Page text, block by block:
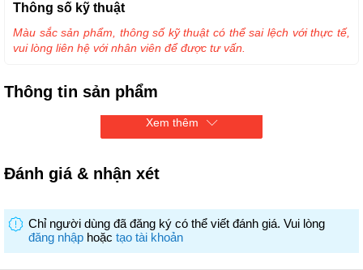
Thông tin sản phẩm
Xem thêm
Thông số kỹ thuật
Màu sắc sản phẩm, thông số kỹ thuật có thể sai lệch với thực tế,
vui lòng liên hệ với nhân viên để được tư vấn.
Đánh giá & nhận xét
Chỉ người dùng đã đăng ký có thể viết đánh giá. Vui lòng
đăng nhập hoặc tạo tài khoản